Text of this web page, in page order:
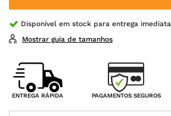
Disponível em stock para entrega imediata
Mostrar guia de tamanhos
ENTREGA RÁPIDA PAGAMENTOS SEGUROS